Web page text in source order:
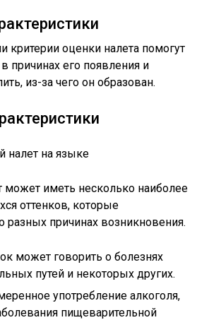
критерии оценки налета помогут
причинах его появления и
из-за чего он образован.
налет на языке
может иметь несколько наиболее
оттенков, которые
разных причинах возникновения.
может говорить о болезнях
путей и некоторых других.
употребление алкоголя,
пищеварительной